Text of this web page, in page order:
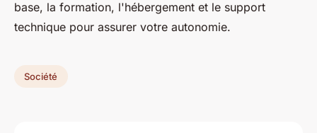
base, la formation, l'hébergement et le support
technique pour assurer votre autonomie.
Société